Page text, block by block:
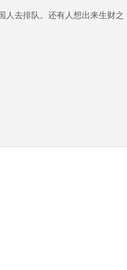
人去排队。还有人想出来生财之